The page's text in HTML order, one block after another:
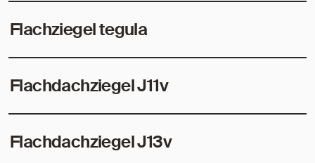
Flachziegel tegula
Flachdachziegel J11v
Flachdachziegel J13v